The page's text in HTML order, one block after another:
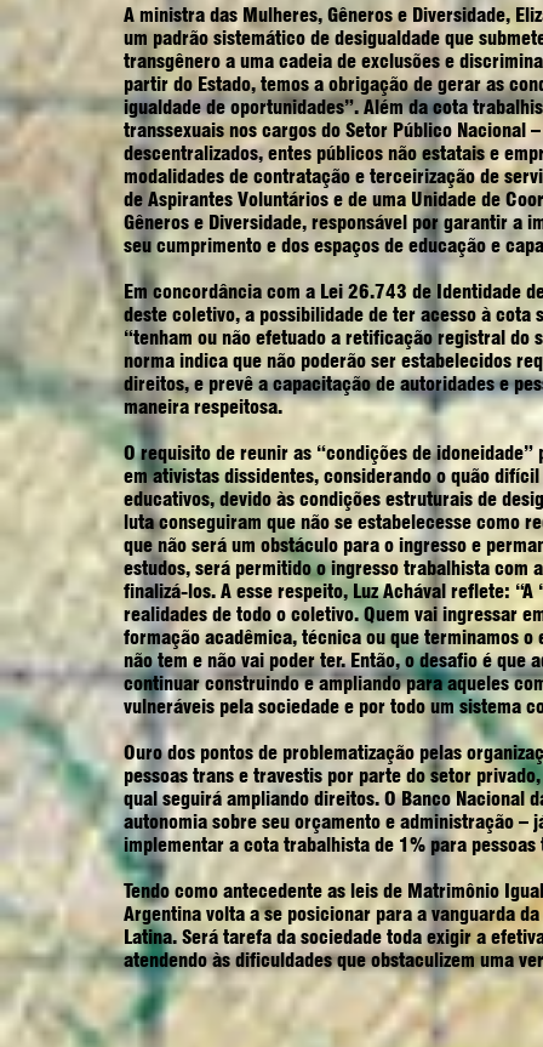
A ministra das Mulheres, Gêneros e Diversidade,
um padrão sistemático de desigualdade que
transgênero a uma cadeia de exclusões e
partir do Estado, temos a obrigação de gerar as
igualdade de oportunidades”. Além da cota
transsexuais nos cargos do Setor Público Nacional
descentralizados, entes públicos não estatais e
modalidades de contratação e terceirização de
de Aspirantes Voluntários e de uma Unidade de
Gêneros e Diversidade, responsável por garantir a
seu cumprimento e dos espaços de educação e
Em concordância com a Lei 26.743 de Identidade
deste coletivo, a possibilidade de ter acesso à
“tenham ou não efetuado a retificação registral do
norma indica que não poderão ser estabelecidos
direitos, e prevê a capacitação de autoridades e
maneira respeitosa.
O requisito de reunir as “condições de
em ativistas dissidentes, considerando o quão
educativos, devido às condições estruturais de
luta conseguiram que não se estabelecesse como
que não será um obstáculo para o ingresso e
estudos, será permitido o ingresso trabalhista com
finalizá-los. A esse respeito, Luz Achával reflete: “A
realidades de todo o coletivo. Quem vai ingressar
formação acadêmica, técnica ou que terminamos
não tem e não vai poder ter. Então, o desafio é que
continuar construindo e ampliando para aqueles
vulneráveis pela sociedade e por todo um sistema
Ouro dos pontos de problematização pelas
pessoas trans e travestis por parte do setor
qual seguirá ampliando direitos. O Banco Nacional
autonomia sobre seu orçamento e administração –
implementar a cota trabalhista de 1% para
Tendo como antecedente as leis de Matrimônio
Argentina volta a se posicionar para a vanguarda
Latina. Será tarefa da sociedade toda exigir a
atendendo às dificuldades que obstaculizem uma